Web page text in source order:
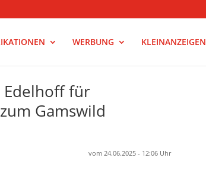
WERBUNG KLEINANZEIGEN
Edelhoff für
Gamswild
vom 24.06.2025 - 12:06 Uhr